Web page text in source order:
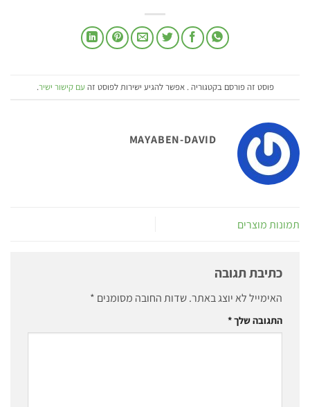
פוסט זה פורסם בקטגוריה . אפשר להגיע ישירות לפוסט זה עם קישור ישיר.
MAYABEN-DAVID
תמונות מוצרים
כתיבת תגובה
האימייל לא יוצג באתר.שדות החובה מסומנים *
התגובה שלך*